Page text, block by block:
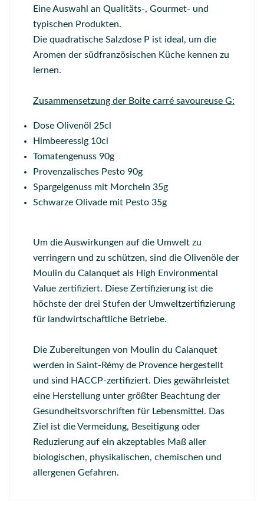
Eine Auswahl an Qualitäts-, Gourmet- und
typischen Produkten.
Die quadratische Salzdose P ist ideal, um die
Aromen der südfranzösischen Küche kennen zu
lernen.
Zusammensetzung der Boite carré savoureuse G:
Dose Olivenöl 25cl
Himbeeressig 10cl
Tomatengenuss 90g
Provenzalisches Pesto 90g
Spargelgenuss mit Morcheln 35g
Schwarze Olivade mit Pesto 35g
Um die Auswirkungen auf die Umwelt zu
verringern und zu schützen, sind die Olivenöle der
Moulin du Calanquet als High Environmental
Value zertifiziert. Diese Zertifizierung ist die
höchste der drei Stufen der Umweltzertifizierung
für landwirtschaftliche Betriebe.
Die Zubereitungen von Moulin du Calanquet
werden in Saint-Rémy de Provence hergestellt
und sind HACCP-zertifiziert. Dies gewährleistet
eine Herstellung unter größter Beachtung der
Gesundheitsvorschriften für Lebensmittel. Das
Ziel ist die Vermeidung, Beseitigung oder
Reduzierung auf ein akzeptables Maß aller
biologischen, physikalischen, chemischen und
allergenen Gefahren.